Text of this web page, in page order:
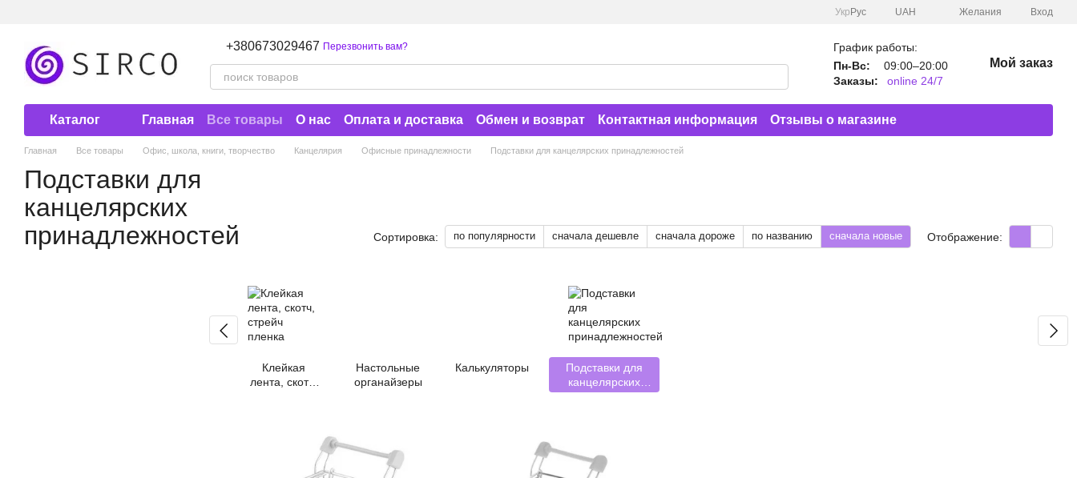
Укр Рус UAH Желания Вход
+380673029467 Перезвонить вам?
График работы:
Пн-Вс:
09:00–20:00
Заказы:
online 24/7
Мой заказ
Каталог Главная Все товары О нас Оплата и доставка Обмен и возврат Контактная информация
Отзывы о магазине
Договор публичной оферты
Главная Все товары Офис, школа, книги, творчество Канцелярия Офисные принадлежности Подставки для канцелярских принадлежностей
Подставки для
канцелярских
принадлежностей
Сортировка: по популярности сначала дешевле сначала дороже по названию сначала новые Отображение:
Клейкая
лента, скотч,
Настольные
органайзеры
Калькуляторы
Подставки для
канцелярских
принадлежностей